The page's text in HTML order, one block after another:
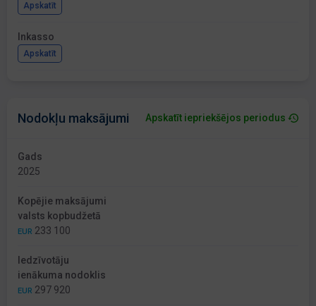
Apskatīt
Inkasso
Apskatīt
Nodokļu maksājumi Apskatīt iepriekšējos periodus
Gads
2025
Kopējie maksājumi
valsts kopbudžetā
EUR 233 100
Iedzīvotāju
ienākuma nodoklis
EUR 297 920